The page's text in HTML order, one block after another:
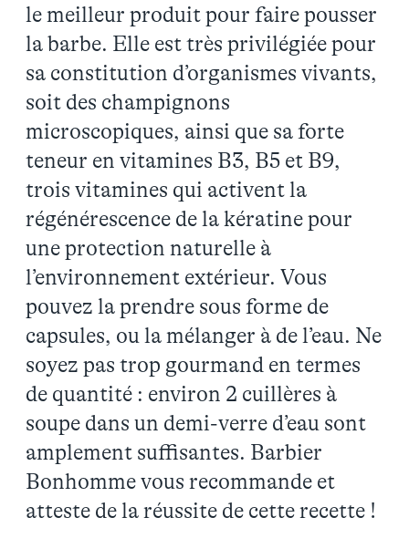
le meilleur produit pour faire pousser
la barbe. Elle est très privilégiée pour
sa constitution d’organismes vivants,
soit des champignons
microscopiques, ainsi que sa forte
teneur en vitamines B3, B5 et B9,
trois vitamines qui activent la
régénérescence de la kératine pour
une protection naturelle à
l’environnement extérieur. Vous
pouvez la prendre sous forme de
capsules, ou la mélanger à de l’eau. Ne
soyez pas trop gourmand en termes
de quantité : environ 2 cuillères à
soupe dans un demi-verre d’eau sont
amplement suffisantes. Barbier
Bonhomme vous recommande et
atteste de la réussite de cette recette !